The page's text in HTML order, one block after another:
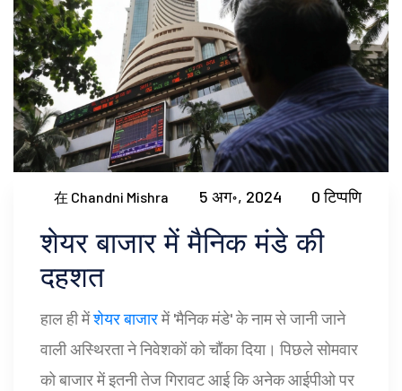
在 Chandni Mishra 5 अग॰, 2024 0 टिप्पणि
शेयर बाजार में मैनिक मंडे की
दहशत
हाल ही मेंशेयर बाजारमें 'मैनिक मंडे' के नाम से जानी जाने
वाली अस्थिरता ने निवेशकों को चौंका दिया। पिछले सोमवार
को बाजार में इतनी तेज गिरावट आई कि अनेक आईपीओ पर